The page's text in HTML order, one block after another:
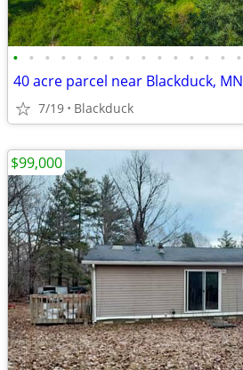
• • • • • • • • • • • • • • •
40 acre parcel near Blackduck, MN
7/19 Blackduck
$99,000